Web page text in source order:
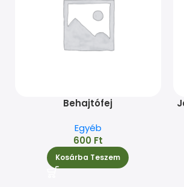
Behajtófej
Egyéb
600 Ft
Kosárba Teszem